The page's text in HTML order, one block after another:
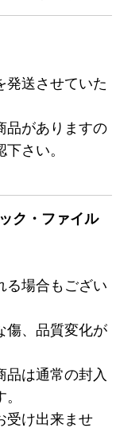
発送させていた
品がありますの
さい。
ク・ファイル
る場合もござい
傷、品質変化が
品は通常の封入
受け出来ませ